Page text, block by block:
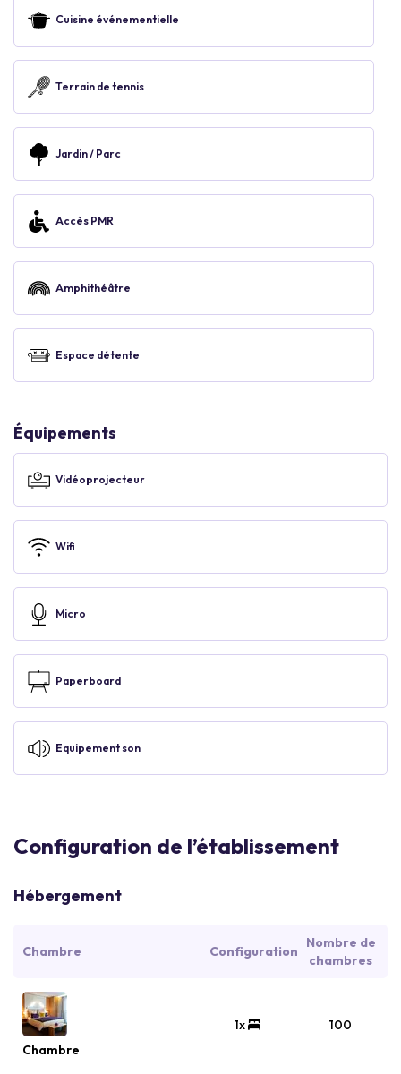
Cuisine événementielle
Terrain de tennis
Jardin / Parc
Accès PMR
Amphithéâtre
Espace détente
Équipements
Vidéoprojecteur
Wifi
Micro
Paperboard
Equipement son
Configuration de l’établissement
Hébergement
Chambre Configuration
Nombre de
chambres
Chambre
1x 100